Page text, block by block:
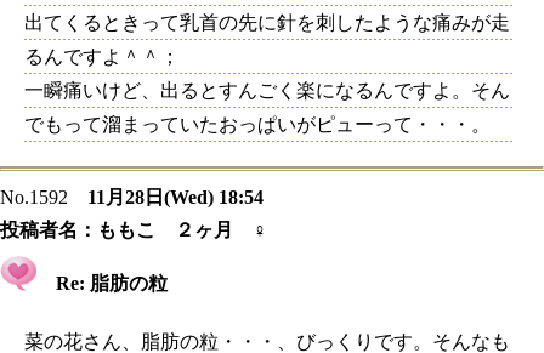
出てくるときって乳首の先に針を刺したような痛みが走
るんですよ＾＾；
一瞬痛いけど、出るとすんごく楽になるんですよ。そん
でもって溜まっていたおっぱいがピューって・・・。
No.1592
11月28日(Wed) 18:54
投稿者名： ももこ ２ヶ月 ♀
Re: 脂肪の粒
菜の花さん、脂肪の粒・・・、びっくりです。そんなも